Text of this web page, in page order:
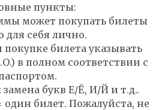
пункты:
может покупать билеты
для себя лично.
билета указывать
в полном соответствии с
букв Е/Ё, И/Й и т.д..
билет. Пожалуйста, не